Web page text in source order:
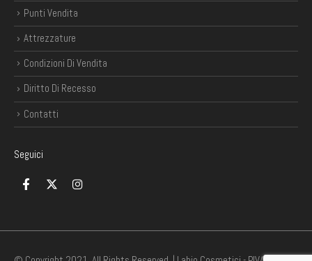
Punti Vendita
Attrezzature
Condizioni Di Vendita
Diritto Di Recesso
Contatti
Seguici